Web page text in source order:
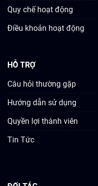
Quy chế hoạt động
Điều khoản hoạt động
HỖ TRỢ
Câu hỏi thường gặp
Hướng dẫn sử dụng
Quyền lợi thành viên
Tin Tức